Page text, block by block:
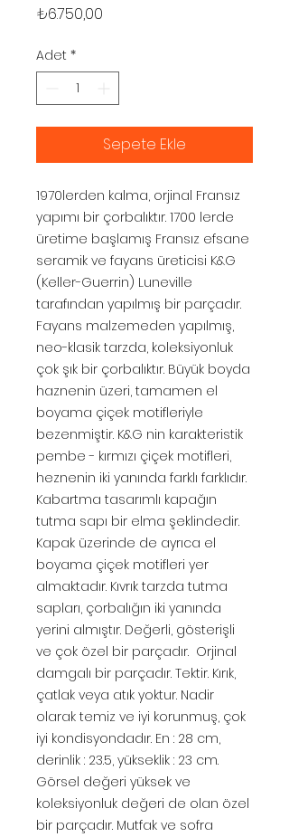
₺6.750,00
Adet *
Sepete Ekle
1970lerden kalma, orjinal Fransız
yapımı bir çorbalıktır. 1700 lerde
üretime başlamış Fransız efsane
seramik ve fayans üreticisi K&G
(Keller-Guerrin) Luneville
tarafından yapılmış bir parçadır.
Fayans malzemeden yapılmış,
neo-klasik tarzda, koleksiyonluk
çok şık bir çorbalıktır. Büyük boyda
haznenin üzeri, tamamen el
boyama çiçek motifleriyle
bezenmiştir. K&G nin karakteristik
pembe - kırmızı çiçek motifleri,
heznenin iki yanında farklı farklıdır.
Kabartma tasarımlı kapağın
tutma sapı bir elma şeklindedir.
Kapak üzerinde de ayrıca el
boyama çiçek motifleri yer
almaktadır. Kıvrık tarzda tutma
sapları, çorbalığın iki yanında
yerini almıştır. Değerli, gösterişli
ve çok özel bir parçadır. Orjinal
damgalı bir parçadır. Tektir. Kırık,
çatlak veya atık yoktur. Nadir
olarak temiz ve iyi korunmuş, çok
iyi kondisyondadır. En : 28 cm,
derinlik : 23.5, yükseklik : 23 cm.
Görsel değeri yüksek ve
koleksiyonluk değeri de olan özel
bir parçadır. Mutfak ve sofra